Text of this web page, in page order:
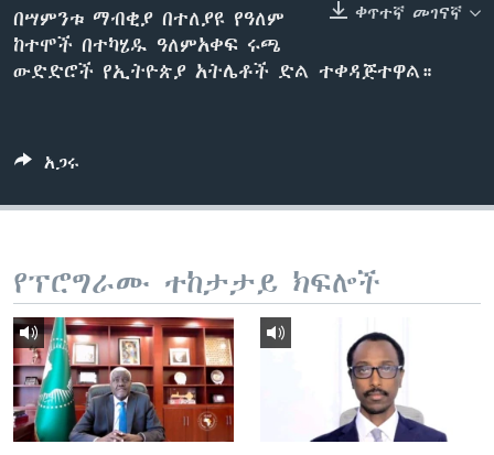
ቋንቋዎች
ቀጥተኛ መገናኛ
በሣምንቱ ማብቂያ በተለያዩ የዓለም
ከተሞች በተካሄዱ ዓለምአቀፍ ሩጫ
ውድድሮች የኢትዮጵያ አትሌቶች ድል ተቀዳጅተዋል።
አጋሩ
የፕሮግራሙ ተከታታይ ክፍሎች